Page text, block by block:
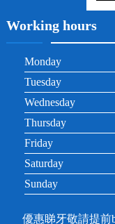
Working hours
Monday
Tuesday
Wednesday
Thursday
Friday
Saturday
Sunday
優惠睇牙敬請提前